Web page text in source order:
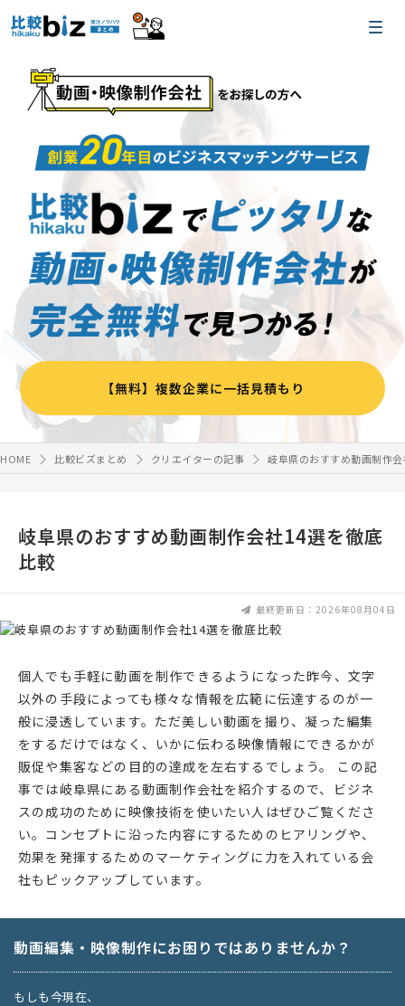
【無料】複数企業に一括見積もり
HOME 比較ビズまとめ クリエイターの記事 岐阜県のおすすめ動画制作
岐阜県のおすすめ動画制作会社14選を徹底
比較
最終更新日：2026年08月04日
個人でも手軽に動画を制作できるようになった昨今、文字
以外の手段によっても様々な情報を広範に伝達するのが一
般に浸透しています。ただ美しい動画を撮り、凝った編集
をするだけではなく、いかに伝わる映像情報にできるかが
販促や集客などの目的の達成を左右するでしょう。 この記
事では岐阜県にある動画制作会社を紹介するので、ビジネ
スの成功のために映像技術を使いたい人はぜひご覧くださ
い。コンセプトに沿った内容にするためのヒアリングや、
効果を発揮するためのマーケティングに力を入れている会
社もピックアップしています。
動画編集・映像制作にお困りではありませんか？
もしも今現在、